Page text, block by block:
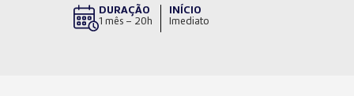
DURAÇÃO
1 mês – 20h
INÍCIO
Imediato